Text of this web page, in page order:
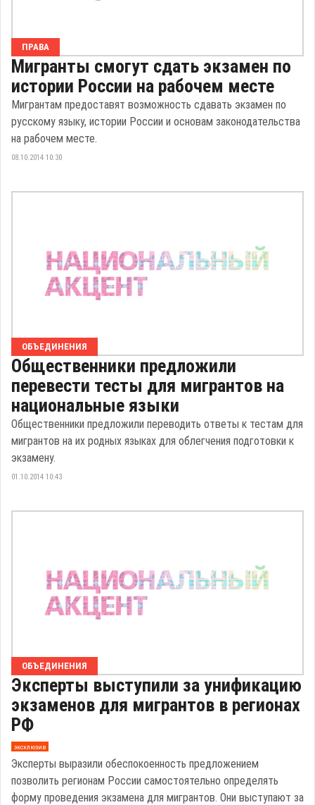
ПРАВА
Мигранты смогут сдать экзамен по
истории России на рабочем месте
Мигрантам предоставят возможность сдавать экзамен по
русскому языку, истории России и основам законодательства
на рабочем месте.
08.10.2014 10:30
ОБЪЕДИНЕНИЯ
Общественники предложили
перевести тесты для мигрантов на
национальные языки
Общественники предложили переводить ответы к тестам для
мигрантов на их родных языках для облегчения подготовки к
экзамену.
01.10.2014 10:43
ОБЪЕДИНЕНИЯ
Эксперты выступили за унификацию
экзаменов для мигрантов в регионах
РФ
эксклюзив
Эксперты выразили обеспокоенность предложением
позволить регионам России самостоятельно определять
форму проведения экзамена для мигрантов. Они выступают за